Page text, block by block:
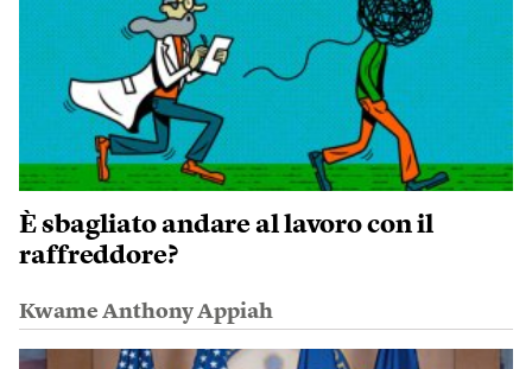
È sbagliato andare al lavoro con il
raffreddore?
Kwame Anthony Appiah